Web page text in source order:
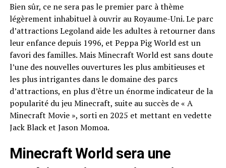
Bien sûr, ce ne sera pas le premier parc à thème
légèrement inhabituel à ouvrir au Royaume-Uni. Le parc
d’attractions Legoland aide les adultes à retourner dans
leur enfance depuis 1996, et Peppa Pig World est un
favori des familles. Mais Minecraft World est sans doute
l’une des nouvelles ouvertures les plus ambitieuses et
les plus intrigantes dans le domaine des parcs
d’attractions, en plus d’être un énorme indicateur de la
popularité du jeu Minecraft, suite au succès de « A
Minecraft Movie », sorti en 2025 et mettant en vedette
Jack Black et Jason Momoa.
Minecraft World sera une